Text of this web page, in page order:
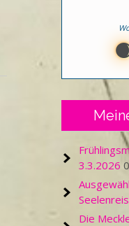
3.3.2026
Die